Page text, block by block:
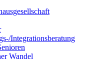
Integrationsberatung
Wandel